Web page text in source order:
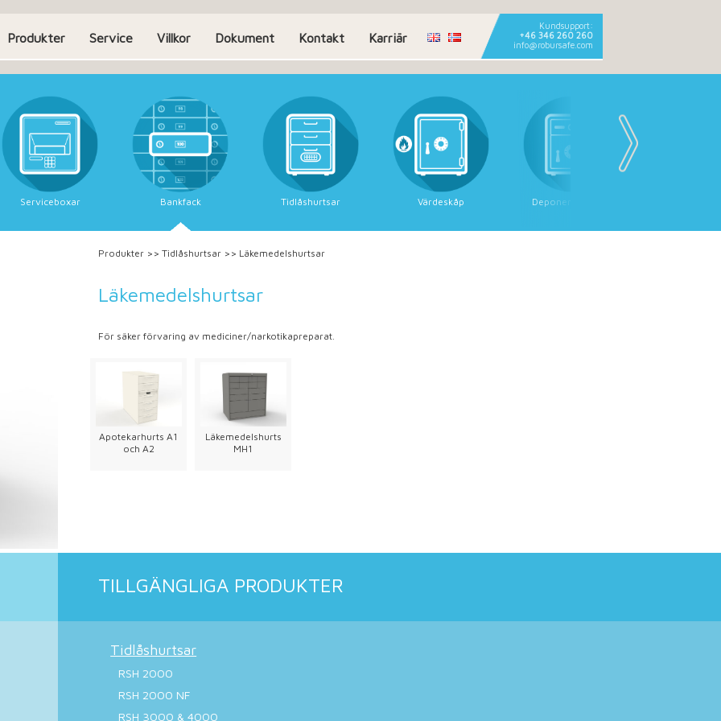
Produkter Service Villkor Dokument Kontakt Karriär
Kundsupport:
+46 346 260 260
info@robursafe.com
Serviceboxar Bankfack Tidlåshurtsar Värdeskåp Deponeringsskåp
Produkter >>Tidlåshurtsar >> Läkemedelshurtsar
Läkemedelshurtsar
För säker förvaring av mediciner/narkotikapreparat.
Apotekarhurts A1
och A2
Läkemedelshurts
MH1
TILLGÄNGLIGA PRODUKTER
Tidlåshurtsar
RSH 2000
RSH 2000 NF
RSH 3000 & 4000